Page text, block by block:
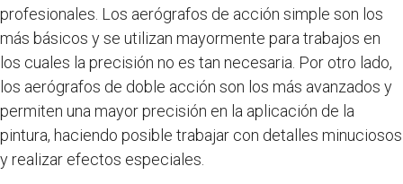
profesionales. Los aerógrafos de acción simple son los
más básicos y se utilizan mayormente para trabajos en
los cuales la precisión no es tan necesaria. Por otro lado,
los aerógrafos de doble acción son los más avanzados y
permiten una mayor precisión en la aplicación de la
pintura, haciendo posible trabajar con detalles minuciosos
y realizar efectos especiales.